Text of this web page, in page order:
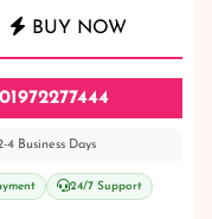
BUY NOW
4 Business Days
24/7 Support